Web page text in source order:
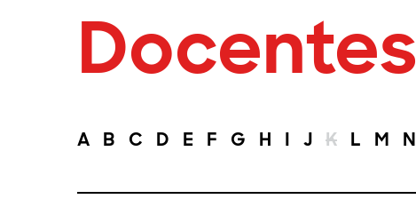
Docentes
A B C D E F G H I J K L M N